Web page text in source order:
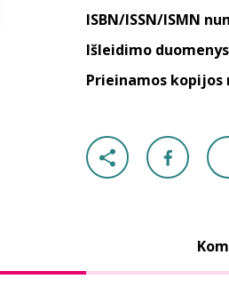
ISBN/ISSN/ISMN
Išleidimo
Prieinamos kopijos